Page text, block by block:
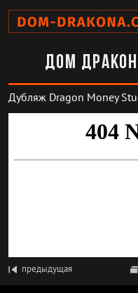
Дом
Дубляж Dragon Money
предыдущая